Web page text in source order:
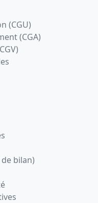
(CGU)
(CGA)
bilan)